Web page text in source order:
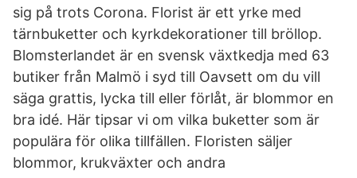
sig på trots Corona. Florist är ett yrke med
tärnbuketter och kyrkdekorationer till bröllop.
Blomsterlandet är en svensk växtkedja med 63
butiker från Malmö i syd till Oavsett om du vill
säga grattis, lycka till eller förlåt, är blommor en
bra idé. Här tipsar vi om vilka buketter som är
populära för olika tillfällen. Floristen säljer
blommor, krukväxter och andra